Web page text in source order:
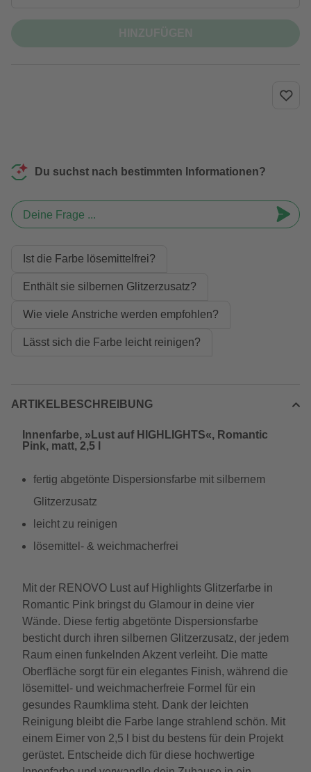
Du suchst nach bestimmten Informationen?
Deine Frage ...
Ist die Farbe lösemittelfrei?
Enthält sie silbernen Glitzerzusatz?
Wie viele Anstriche werden empfohlen?
Lässt sich die Farbe leicht reinigen?
ARTIKELBESCHREIBUNG
Innenfarbe, »Lust auf HIGHLIGHTS«, Romantic
Pink, matt, 2,5 l
fertig abgetönte Dispersionsfarbe mit silbernem
Glitzerzusatz
leicht zu reinigen
lösemittel- & weichmacherfrei
Mit der RENOVO Lust auf Highlights Glitzerfarbe in
Romantic Pink bringst du Glamour in deine vier
Wände. Diese fertig abgetönte Dispersionsfarbe
besticht durch ihren silbernen Glitzerzusatz, der jedem
Raum einen funkelnden Akzent verleiht. Die matte
Oberfläche sorgt für ein elegantes Finish, während die
lösemittel- und weichmacherfreie Formel für ein
gesundes Raumklima steht. Dank der leichten
Reinigung bleibt die Farbe lange strahlend schön. Mit
einem Eimer von 2,5 l bist du bestens für dein Projekt
gerüstet. Entscheide dich für diese hochwertige